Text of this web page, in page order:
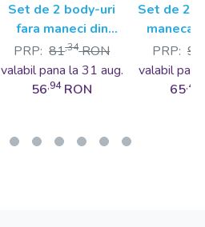
Set de 2 body-uri
fara maneci din
bumbac organic si
modal - Roz/Blush
BabyCosy
PRP: 81,34 RON
valabil pana la 31 aug.
56,94 RON
Set de 2
maneca
bumbac
PRP: 93
valabil
65,48